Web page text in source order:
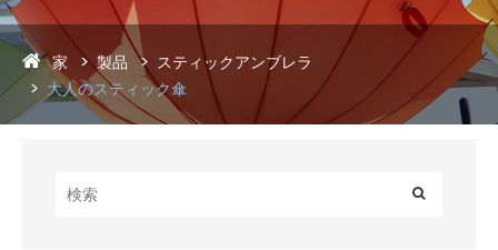
家 製品
スティックアンブレラ
大人のスティック傘